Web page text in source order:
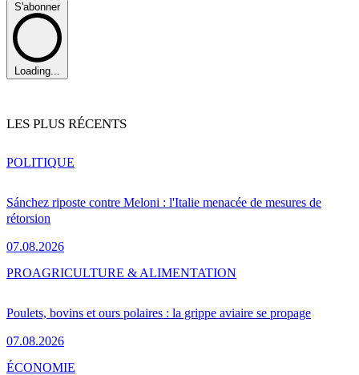
S'abonner
Loading...
LES PLUS RÉCENTS
Sánchez riposte contre Meloni : l'Italie menacée de mesures de
rétorsion
07.08.2026
POLITIQUE
Poulets, bovins et ours polaires : la grippe aviaire se propage
07.08.2026
PROAGRICULTURE & ALIMENTATION
ÉCONOMIE